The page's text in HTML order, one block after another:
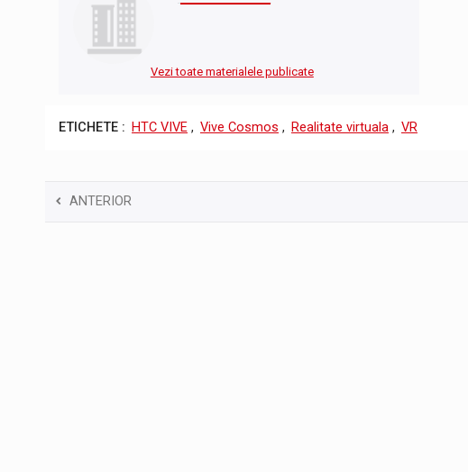
Vezi toate materialele publicate
ETICHETE : HTC VIVE , Vive Cosmos , Realitate virtuala , VR
ANTERIOR